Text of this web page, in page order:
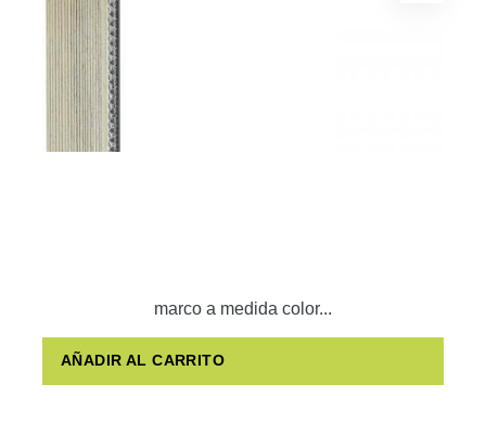
marco a medida color...
AÑADIR AL CARRITO